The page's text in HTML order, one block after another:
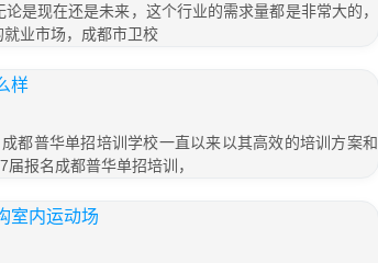
是现在还是未来，这个行业的需求量都是非常大的，
业市场，成都市卫校
样
都普华单招培训学校一直以来以其高效的培训方案和
报名成都普华单招培训，
室内运动场